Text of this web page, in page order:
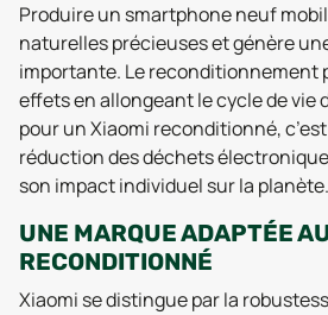
Produire un smartphone neuf
naturelles précieuses et génère
importante. Le reconditionnement
effets en allongeant le cycle de vie
pour un Xiaomi reconditionné,
réduction des déchets
son impact individuel sur la planète.
UNE MARQUE ADAPTÉE
RECONDITIONNÉ
Xiaomi se distingue par la